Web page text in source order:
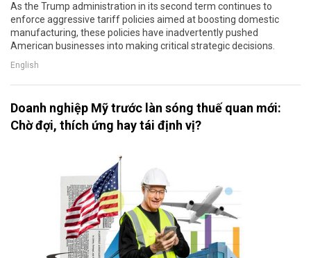
As the Trump administration in its second term continues to
enforce aggressive tariff policies aimed at boosting domestic
manufacturing, these policies have inadvertently pushed
American businesses into making critical strategic decisions.
English
Doanh nghiệp Mỹ trước làn sóng thuế quan mới:
Chờ đợi, thích ứng hay tái định vị?